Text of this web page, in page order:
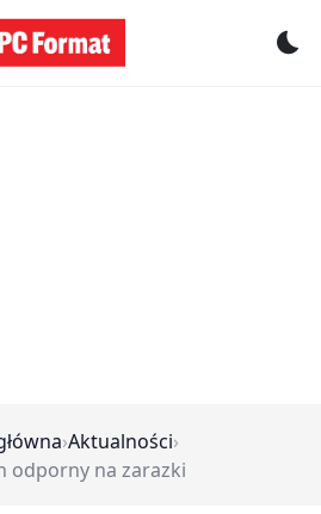
›Aktualności›
odporny na zarazki